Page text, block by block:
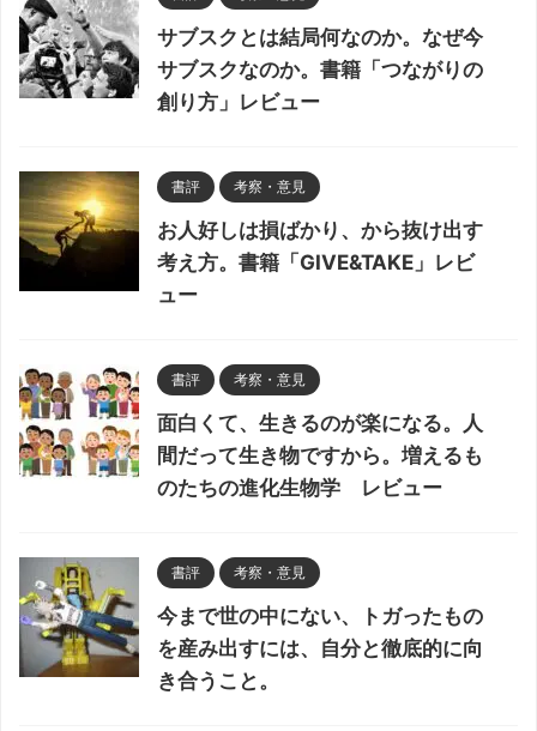
サブスクとは結局何なのか。なぜ今
サブスクなのか。書籍「つながりの
創り方」レビュー
書評 考察・意見
お人好しは損ばかり、から抜け出す
考え方。書籍「GIVE&TAKE」レビ
ュー
書評 考察・意見
面白くて、生きるのが楽になる。人
間だって生き物ですから。増えるも
のたちの進化生物学 レビュー
書評 考察・意見
今まで世の中にない、トガったもの
を産み出すには、自分と徹底的に向
き合うこと。